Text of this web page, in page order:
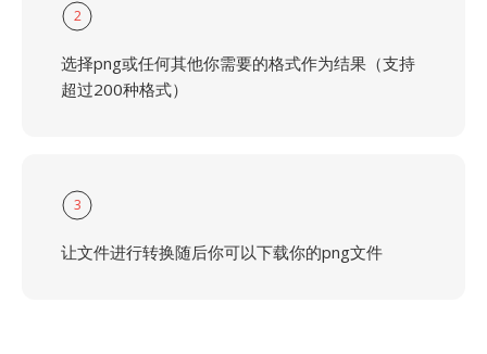
2
选择png或任何其他你需要的格式作为结果（支持
超过200种格式）
3
让文件进行转换随后你可以下载你的png文件